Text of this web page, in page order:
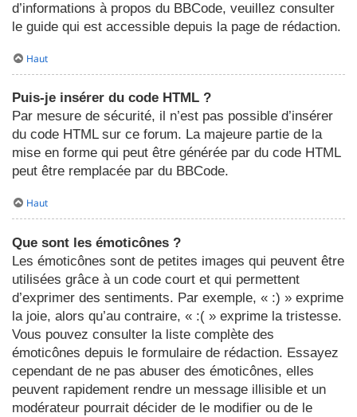
d’informations à propos du BBCode, veuillez consulter
le guide qui est accessible depuis la page de rédaction.
Haut
Puis-je insérer du code HTML ?
Par mesure de sécurité, il n’est pas possible d’insérer
du code HTML sur ce forum. La majeure partie de la
mise en forme qui peut être générée par du code HTML
peut être remplacée par du BBCode.
Haut
Que sont les émoticônes ?
Les émoticônes sont de petites images qui peuvent être
utilisées grâce à un code court et qui permettent
d’exprimer des sentiments. Par exemple, « :) » exprime
la joie, alors qu’au contraire, « :( » exprime la tristesse.
Vous pouvez consulter la liste complète des
émoticônes depuis le formulaire de rédaction. Essayez
cependant de ne pas abuser des émoticônes, elles
peuvent rapidement rendre un message illisible et un
modérateur pourrait décider de le modifier ou de le